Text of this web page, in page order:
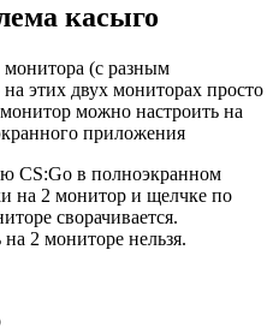
касыго
монитора (с разным
этих двух мониторах просто
можно настроить на
приложения
CS:Go в полноэкранном
на 2 монитор и щелчке по
сворачивается.
на 2 мониторе нельзя.